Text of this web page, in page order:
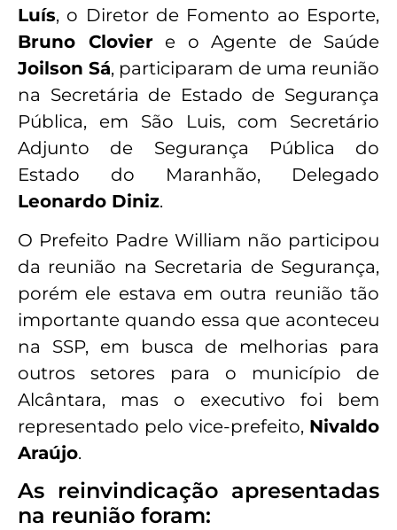
Luís, o Diretor de Fomento ao Esporte,
Bruno Cloviere o Agente de Saúde
Joilson Sá, participaram de uma reunião
na Secretária de Estado de Segurança
Pública, em São Luis, com Secretário
Adjunto de Segurança Pública do
Estado do Maranhão, Delegado
Leonardo Diniz.
O Prefeito Padre William não participou
da reunião na Secretaria de Segurança,
porém ele estava em outra reunião tão
importante quando essa que aconteceu
na SSP, em busca de melhorias para
outros setores para o município de
Alcântara, mas o executivo foi bem
representado pelo vice-prefeito, Nivaldo
Araújo.
As reinvindicação apresentadas
na reunião foram: